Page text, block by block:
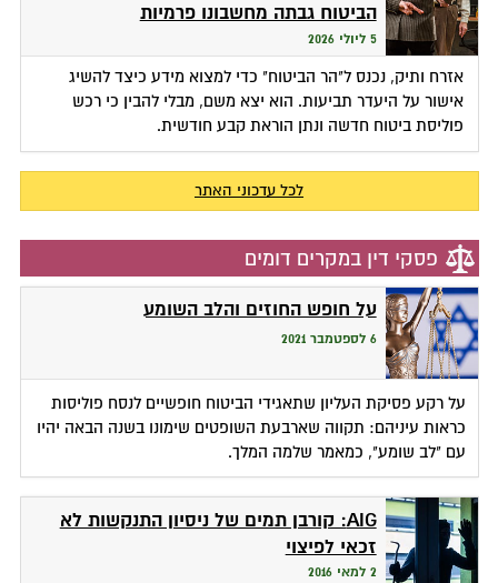
הביטוח גבתה מחשבונו פרמיות
5 ליולי 2026
אזרח ותיק, נכנס ל"הר הביטוח" כדי למצוא מידע כיצד להשיג
אישור על היעדר תביעות. הוא יצא משם, מבלי להבין כי רכש
פוליסת ביטוח חדשה ונתן הוראת קבע חודשית.
לכל עדכוני האתר
פסקי דין במקרים דומים
על חופש החוזים והלב השומע
6 לספטמבר 2021
על רקע פסיקת העליון שתאגידי הביטוח חופשיים לנסח פוליסות
כראות עיניהם: תקווה שארבעת השופטים שימונו בשנה הבאה יהיו
עם "לב שומע", כמאמר שלמה המלך.
AIG: קורבן תמים של ניסיון התנקשות לא
זכאי לפיצוי
2 למאי 2016